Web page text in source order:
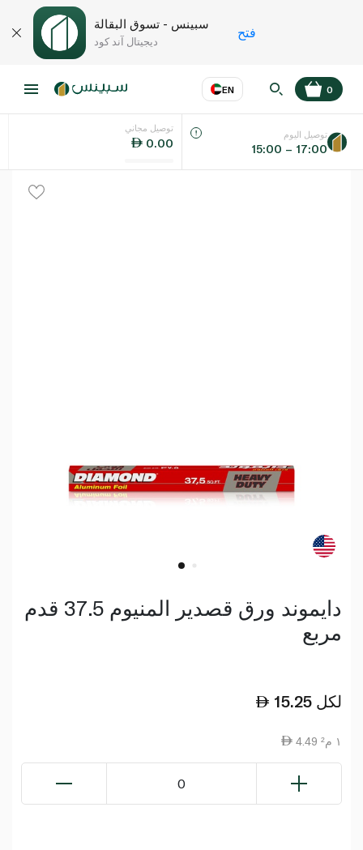
سبينس - تسوق البقالة
ديجيتال آند كود
فتح
EN
اللغة عر
0
توصيل مجاني
0.00
توصيل اليوم
15:00 – 17:00
دايموند ورق قصدير المنيوم 37.5 قدم
مربع
15.25 لكل
4.49 ١ م²
0